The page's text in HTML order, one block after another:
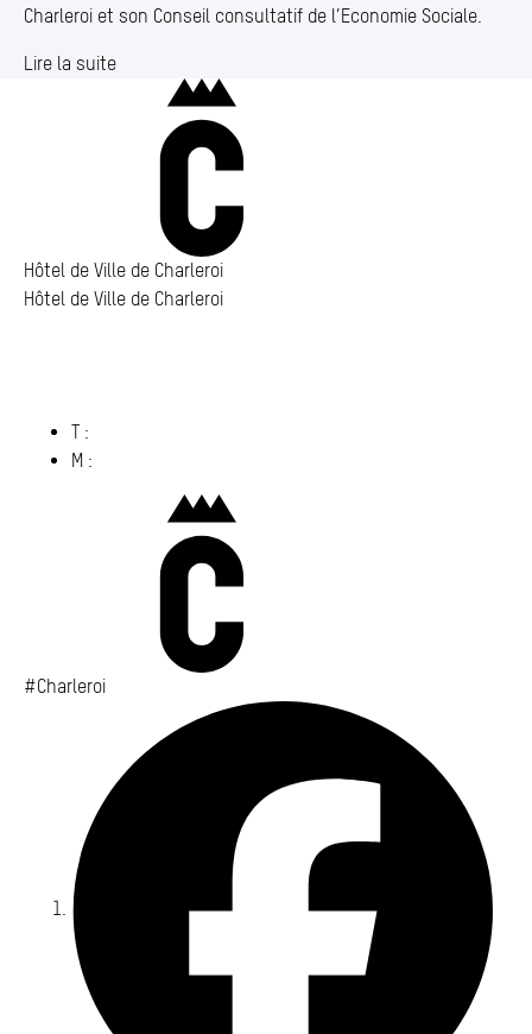
Charleroi et son Conseil consultatif de l’Economie Sociale.
Lire la suite
Hôtel de Ville de Charleroi
Hôtel de Ville de Charleroi
T :
M :
#Charleroi